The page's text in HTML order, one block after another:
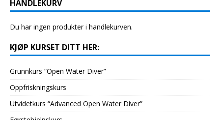
HANDLEKURV
Du har ingen produkter i handlekurven.
KJØP KURSET DITT HER:
Grunnkurs “Open Water Diver”
Oppfriskningskurs
Utvidetkurs “Advanced Open Water Diver”